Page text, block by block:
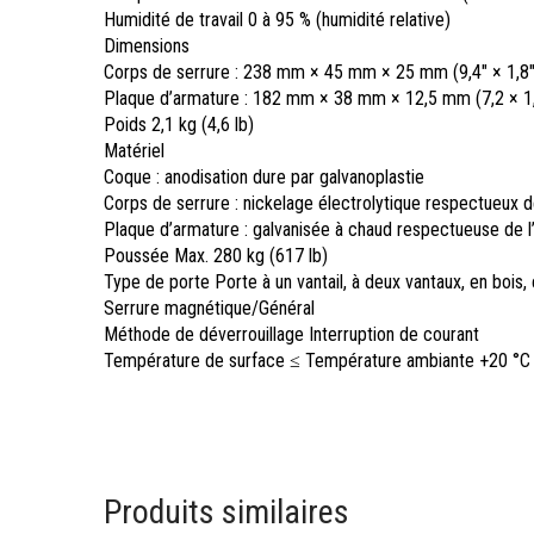
Humidité de travail 0 à 95 % (humidité relative)
Dimensions
Corps de serrure : 238 mm × 45 mm × 25 mm (9,4″ ×
Plaque d’armature : 182 mm × 38 mm × 12,5 mm (7,2 ×
Poids 2,1 kg (4,6 lb)
Matériel
Coque : anodisation dure par galvanoplastie
Corps de serrure : nickelage électrolytique respectueux
Plaque d’armature : galvanisée à chaud respectueuse de
Poussée Max. 280 kg (617 lb)
Type de porte Porte à un vantail, à deux vantaux, en
Serrure magnétique/Général
Méthode de déverrouillage Interruption de courant
Température de surface ≤ Température ambiante +20
Produits similaires